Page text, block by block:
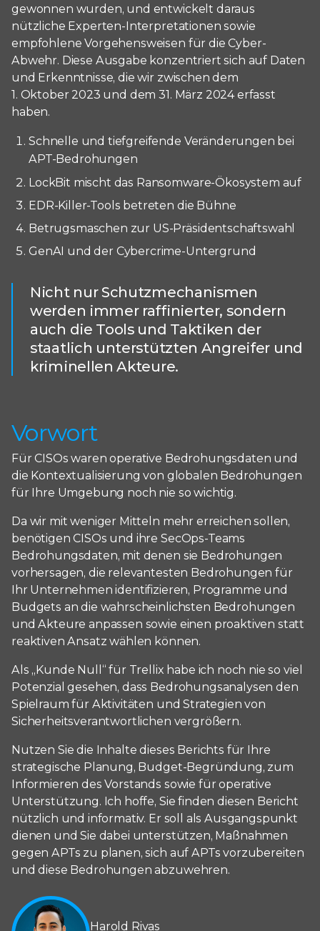
gewonnen wurden, und entwickelt daraus
nützliche Experten-Interpretationen sowie
empfohlene Vorgehensweisen für die Cyber-
Abwehr. Diese Ausgabe konzentriert sich auf Daten
und Erkenntnisse, die wir zwischen dem
1. Oktober 2023 und dem 31. März 2024 erfasst
haben.
Schnelle und tiefgreifende Veränderungen bei
APT-Bedrohungen
LockBit mischt das Ransomware-Ökosystem auf
EDR-Killer-Tools betreten die Bühne
Betrugsmaschen zur US-Präsidentschaftswahl
GenAI und der Cybercrime-Untergrund
Nicht nur Schutzmechanismen
werden immer raffinierter, sondern
auch die Tools und Taktiken der
staatlich unterstützten Angreifer und
kriminellen Akteure.
Vorwort
Für CISOs waren operative Bedrohungsdaten und
die Kontextualisierung von globalen Bedrohungen
für Ihre Umgebung noch nie so wichtig.
Da wir mit weniger Mitteln mehr erreichen sollen,
benötigen CISOs und ihre SecOps-Teams
Bedrohungsdaten, mit denen sie Bedrohungen
vorhersagen, die relevantesten Bedrohungen für
Ihr Unternehmen identifizieren, Programme und
Budgets an die wahrscheinlichsten Bedrohungen
und Akteure anpassen sowie einen proaktiven statt
reaktiven Ansatz wählen können.
Als „Kunde Null“ für Trellix habe ich noch nie so viel
Potenzial gesehen, dass Bedrohungsanalysen den
Spielraum für Aktivitäten und Strategien von
Sicherheitsverantwortlichen vergrößern.
Nutzen Sie die Inhalte dieses Berichts für Ihre
strategische Planung, Budget-Begründung, zum
Informieren des Vorstands sowie für operative
Unterstützung. Ich hoffe, Sie finden diesen Bericht
nützlich und informativ. Er soll als Ausgangspunkt
dienen und Sie dabei unterstützen, Maßnahmen
gegen APTs zu planen, sich auf APTs vorzubereiten
und diese Bedrohungen abzuwehren.
Harold Rivas